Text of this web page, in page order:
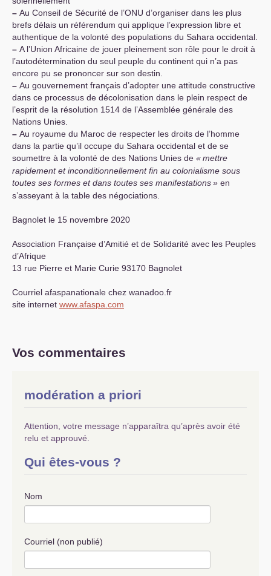
– Au Conseil de Sécurité de l’ONU d’organiser dans les plus
brefs délais un référendum qui applique l’expression libre et
authentique de la volonté des populations du Sahara occidental.
– A l’Union Africaine de jouer pleinement son rôle pour le droit à
l’autodétermination du seul peuple du continent qui n’a pas
encore pu se prononcer sur son destin.
– Au gouvernement français d’adopter une attitude constructive
dans ce processus de décolonisation dans le plein respect de
l’esprit de la résolution 1514 de l’Assemblée générale des
Nations Unies.
– Au royaume du Maroc de respecter les droits de l’homme
dans la partie qu’il occupe du Sahara occidental et de se
soumettre à la volonté de des Nations Unies de «mettre
rapidement et inconditionnellement fin au colonialisme sous
toutes ses formes et dans toutes ses manifestations» en
s’asseyant à la table des négociations.
Bagnolet le 15 novembre 2020
Association Française d’Amitié et de Solidarité avec les Peuples
d’Afrique
13 rue Pierre et Marie Curie 93170 Bagnolet
Courriel afaspanationale chez wanadoo.fr
site internet www.afaspa.com
Vos commentaires
modération a priori
Attention, votre message n’apparaîtra qu’après avoir été
relu et approuvé.
Qui êtes-vous ?
Nom
Courriel (non publié)